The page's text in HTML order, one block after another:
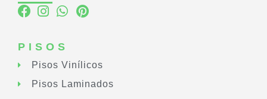
PISOS
Pisos Vinílicos
Pisos Laminados